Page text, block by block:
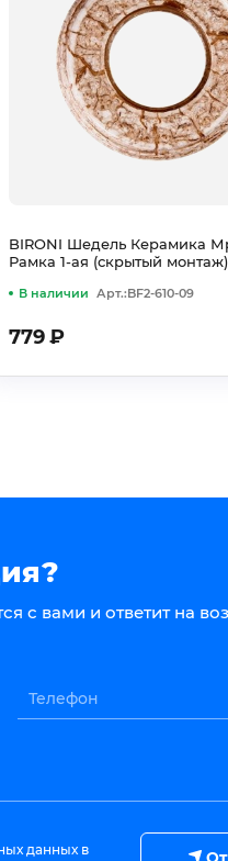
Арт.:BF2-610-09
В наличии
BIRONI Шедель Керамика
Рамка 1-ая (скрытый монтаж)
779₽
с вами и ответит на
Телефон
данных в